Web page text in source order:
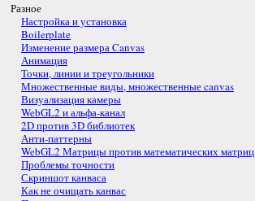
Разное
Настройка и установка
Boilerplate
Изменение размера Canvas
Анимация
Точки, линии и треугольники
Множественные виды, множественные canvas
Визуализация камеры
WebGL2 и альфа-канал
2D против 3D библиотек
Анти-паттерны
WebGL2 Матрицы против математических матриц
Проблемы точности
Скриншот канваса
Как не очищать канвас